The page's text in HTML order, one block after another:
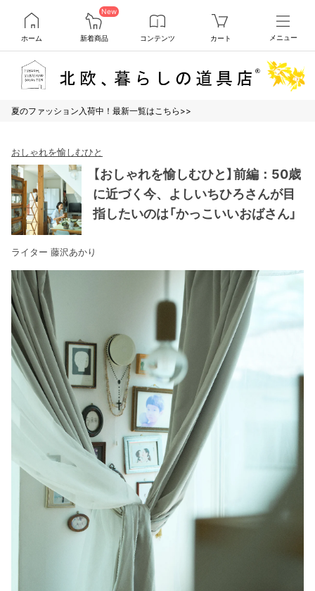
ホーム
New
新着商品 コンテンツ カート メニュー
夏のファッション入荷中！最新一覧はこちら>>
おしゃれを愉しむひと
【おしゃれを愉しむひと】前編：50歳
に近づく今、よしいちひろさんが目
指したいのは「かっこいいおばさん」
ライター 藤沢あかり